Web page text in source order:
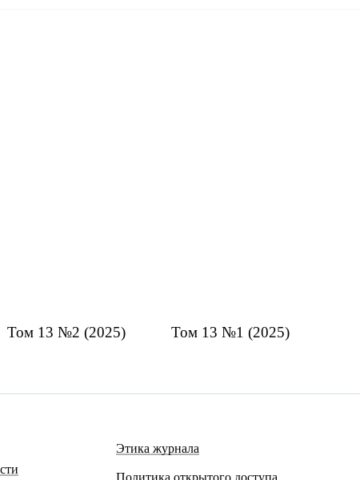
Том 13 №2 (2025) Том 13 №1 (2025)
Этика журнала
Политика открытого доступа